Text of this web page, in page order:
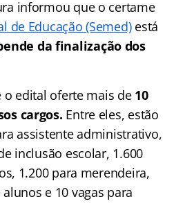
informou que o certame
de Educação (Semed)está
da finalização dos
o edital oferte mais de 10
cargos. Entre eles, estão
assistente administrativo,
inclusão escolar, 1.600
1.200 para merendeira,
e 10 vagas para